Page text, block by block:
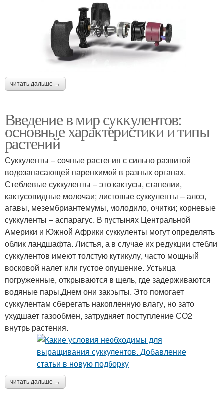
читать дальше →
Введение в мир суккулентов:
основные характеристики и типы
растений
Суккуленты – сочные растения с сильно развитой
водозапасающей паренхимой в разных органах.
Стеблевые суккуленты – это кактусы, стапелии,
кактусовидные молочаи; листовые суккуленты – алоэ,
агавы, мезембриантемумы, молодило, очитки; корневые
суккуленты – аспарагус. В пустынях Центральной
Америки и Южной Африки суккуленты могут определять
облик ландшафта. Листья, а в случае их редукции стебли
суккулентов имеют толстую кутикулу, часто мощный
восковой налет или густое опушение. Устьица
погруженные, открываются в щель, где задерживаются
водяные пары.Днем они закрыты. Это помогает
суккулентам сберегать накопленную влагу, но зато
ухудшает газообмен, затрудняет поступление СО2
внутрь растения.
читать дальше →